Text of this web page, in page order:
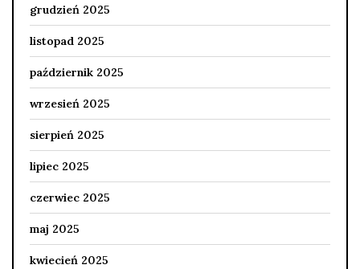
grudzień 2025
listopad 2025
październik 2025
wrzesień 2025
sierpień 2025
lipiec 2025
czerwiec 2025
maj 2025
kwiecień 2025